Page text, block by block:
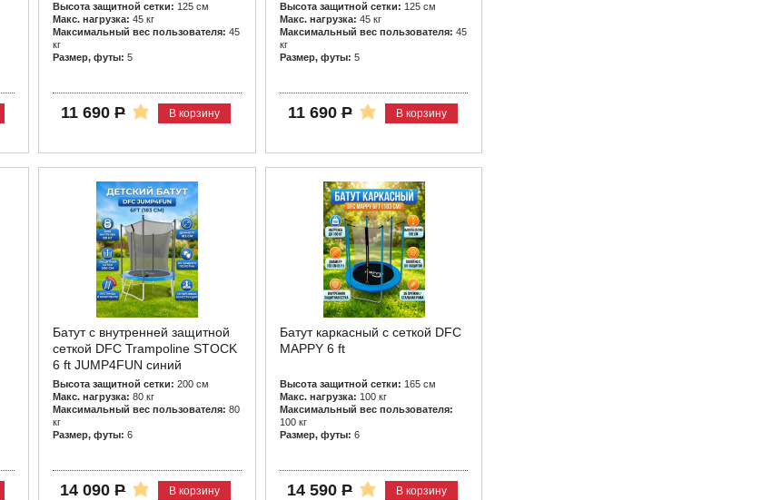
Высота защитной сетки: 125 см
Макс. нагрузка: 45 кг
Максимальный вес пользователя: 45
кг
Размер, футы: 5
11 690 Р В корзину
Высота защитной сетки: 125 см
Макс. нагрузка: 45 кг
Максимальный вес пользователя: 45
кг
Размер, футы: 5
11 690Р В корзину
Батут с внутренней защитной
сеткой DFC Trampoline STOCK
6 ft JUMP4FUN синий
Высота защитной сетки: 200 см
Макс. нагрузка: 80 кг
Максимальный вес пользователя: 80
кг
Размер, футы: 6
14 090Р В корзину
Батут каркасный с сеткой DFC
MAPPY 6 ft
Высота защитной сетки: 165 см
Макс. нагрузка: 100 кг
Максимальный вес пользователя:
100 кг
Размер, футы: 6
14 590Р В корзину